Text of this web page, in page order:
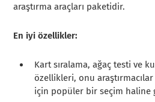
araştırma araçları paketidir.
En iyi özellikler:
Kart sıralama, ağaç testi ve
özellikleri, onu
için popüler bir seçim haline